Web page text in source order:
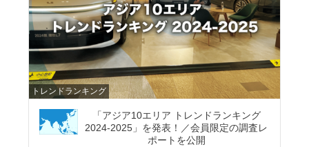
トレンドランキング
「アジア10エリア トレンドランキング
2024-2025」を発表！／会員限定の調査レ
ポートを公開